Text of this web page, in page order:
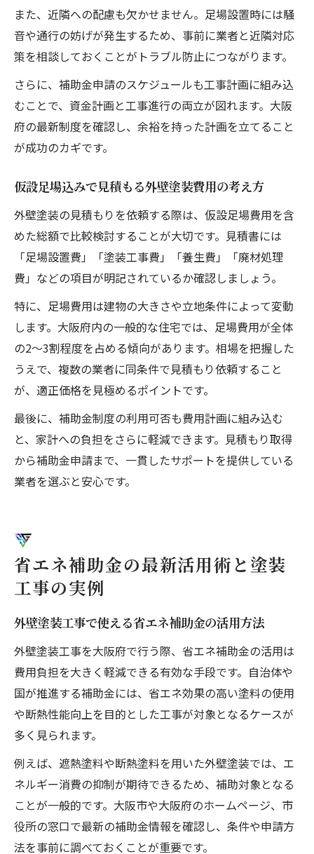
また、近隣への配慮も欠かせません。足場設置時には騒
音や通行の妨げが発生するため、事前に業者と近隣対応
策を相談しておくことがトラブル防止につながります。
さらに、補助金申請のスケジュールも工事計画に組み込
むことで、資金計画と工事進行の両立が図れます。大阪
府の最新制度を確認し、余裕を持った計画を立てること
が成功のカギです。
仮設足場込みで見積もる外壁塗装費用の考え方
外壁塗装の見積もりを依頼する際は、仮設足場費用を含
めた総額で比較検討することが大切です。見積書には
「足場設置費」「塗装工事費」「養生費」「廃材処理
費」などの項目が明記されているか確認しましょう。
特に、足場費用は建物の大きさや立地条件によって変動
します。大阪府内の一般的な住宅では、足場費用が全体
の2〜3割程度を占める傾向があります。相場を把握した
うえで、複数の業者に同条件で見積もり依頼すること
が、適正価格を見極めるポイントです。
最後に、補助金制度の利用可否も費用計画に組み込む
と、家計への負担をさらに軽減できます。見積もり取得
から補助金申請まで、一貫したサポートを提供している
業者を選ぶと安心です。
省エネ補助金の最新活用術と塗装
工事の実例
外壁塗装工事で使える省エネ補助金の活用方法
外壁塗装工事を大阪府で行う際、省エネ補助金の活用は
費用負担を大きく軽減できる有効な手段です。自治体や
国が推進する補助金には、省エネ効果の高い塗料の使用
や断熱性能向上を目的とした工事が対象となるケースが
多く見られます。
例えば、遮熱塗料や断熱塗料を用いた外壁塗装では、エ
ネルギー消費の抑制が期待できるため、補助対象となる
ことが一般的です。大阪市や大阪府のホームページ、市
役所の窓口で最新の補助金情報を確認し、条件や申請方
法を事前に調べておくことが重要です。